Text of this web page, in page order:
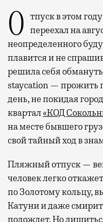
Отпуск в этом году у меня кочует: сначала переехал на
неопределенного
плавится и не
решила себя
staycation — прожить
день, не покидая
квартал«КОД
на месте бывшего
свой тайный ход в
Пляжный отпуск —
человек легко
по Золотому кольцу,
Катуни и даже
подождет. Но